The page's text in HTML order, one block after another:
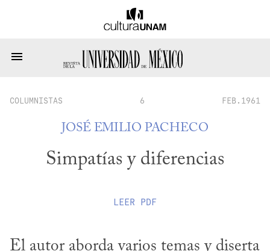
COLUMNISTAS 6 FEB.1961
JOSÉ EMILIO PACHECO
Simpatías y diferencias
LEER PDF
El autor aborda varios temas y diserta